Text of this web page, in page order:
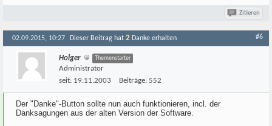
Zitieren
02.09.2015, 10:27 Dieser Beitrag hat 2 Danke erhalten #6
Holger Themenstarter
Administrator
seit: 19.11.2003 Beiträge: 552
Der "Danke"-Button sollte nun auch funktionieren, incl. der
Danksagungen aus der alten Version der Software.